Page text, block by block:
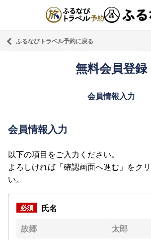
ふるなびトラベル予約に戻る
無料会員登録
会員情報入力
会員情報入力
以下の項目をご入力ください。
よろしければ「確認画面へ進む」をク
い。
氏名